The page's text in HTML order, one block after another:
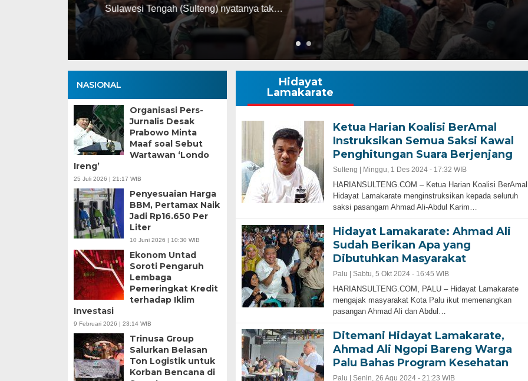
Sulawesi Tengah (Sulteng) nyatanya tak…
NASIONAL
Organisasi Pers-
Jurnalis Desak
Prabowo Minta
Maaf soal Sebut
Wartawan ‘Londo
Ireng’
25 Juli 2026 | 21:17 WIB
Penyesuaian Harga
BBM, Pertamax Naik
Jadi Rp16.650 Per
Liter
10 Juni 2026 | 10:30 WIB
Ekonom Untad
Soroti Pengaruh
Lembaga
Pemeringkat Kredit
terhadap Iklim
Investasi
9 Februari 2026 | 23:14 WIB
Trinusa Group
Salurkan Belasan
Ton Logistik untuk
Korban Bencana di
Hidayat
Lamakarate
Ketua Harian Koalisi BerAmal
Instruksikan Semua Saksi Kawal
Penghitungan Suara Berjenjang
Sulteng | Minggu, 1 Des 2024 - 17:32 WIB
HARIANSULTENG.COM – Ketua Harian Koalisi
Hidayat Lamakarate menginstruksikan kepada seluruh
saksi pasangam Ahmad Ali-Abdul Karim…
Hidayat Lamakarate: Ahmad Ali
Sudah Berikan Apa yang
Dibutuhkan Masyarakat
Palu | Sabtu, 5 Okt 2024 - 16:45 WIB
HARIANSULTENG.COM, PALU – Hidayat Lamakarate
mengajak masyarakat Kota Palu ikut memenangkan
pasangan Ahmad Ali dan Abdul…
Ditemani Hidayat Lamakarate,
Ahmad Ali Ngopi Bareng Warga
Palu Bahas Program Kesehatan
Palu | Senin, 26 Agu 2024 - 21:23 WIB